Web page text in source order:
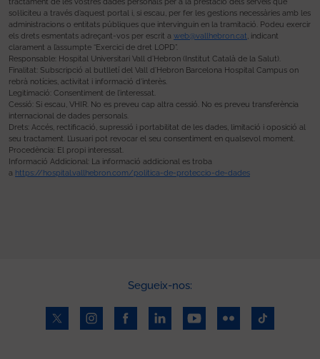
sol·liciteu a través d’aquest portal i, si escau, per fer les gestions necessàries amb les
administracions o entitats públiques que intervinguin en la tramitació. Podeu exercir
els drets esmentats adreçant-vos per escrit a web@vallhebron.cat, indicant
clarament a l’assumpte “Exercici de dret LOPD”.
Responsable: Hospital Universitari Vall d’Hebron (Institut Català de la Salut).
Finalitat: Subscripció al butlletí del Vall d’Hebron Barcelona Hospital Campus on
rebrà notícies, activitat i informació d’interès.
Legitimació: Consentiment de l’interessat.
Cessió: Si escau, VHIR. No es preveu cap altra cessió. No es preveu transferència
internacional de dades personals.
Drets: Accés, rectificació, supressió i portabilitat de les dades, limitació i oposició al
seu tractament. L’usuari pot revocar el seu consentiment en qualsevol moment.
Procedència: El propi interessat.
Informació Addicional: La informació addicional es troba
a https://hospital.vallhebron.com/politica-de-proteccio-de-dades
Segueix-nos: